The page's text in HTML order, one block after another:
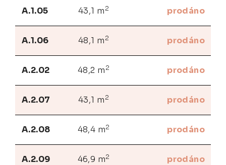
A.1.05 43,1 m 2 prodáno
A.1.06 48,1 m 2 prodáno
A.2.02 48,2 m 2 prodáno
A.2.07 43,1 m 2 prodáno
A.2.08 48,4 m2 prodáno
A.2.09 46,9 m2 prodáno